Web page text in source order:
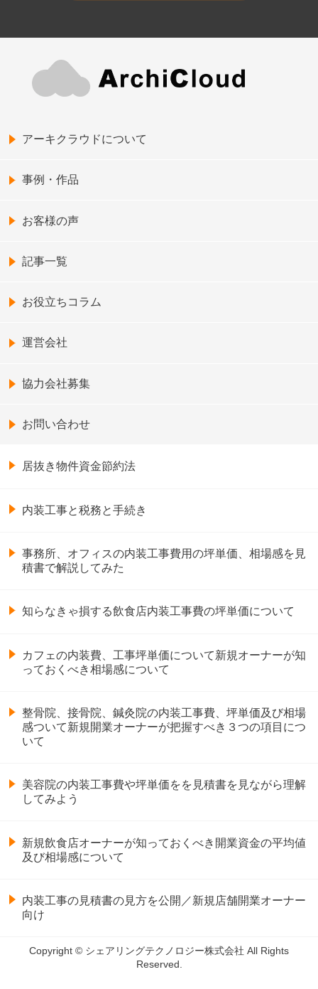
アーキクラウドについて
事例・作品
お客様の声
記事一覧
お役立ちコラム
運営会社
協力会社募集
お問い合わせ
居抜き物件資金節約法
内装工事と税務と手続き
事務所、オフィスの内装工事費用の坪単価、相場感を見
積書で解説してみた
知らなきゃ損する飲食店内装工事費の坪単価について
カフェの内装費、工事坪単価について新規オーナーが知
っておくべき相場感について
整骨院、接骨院、鍼灸院の内装工事費、坪単価及び相場
感ついて新規開業オーナーが把握すべき３つの項目につ
いて
美容院の内装工事費や坪単価をを見積書を見ながら理解
してみよう
新規飲食店オーナーが知っておくべき開業資金の平均値
及び相場感について
内装工事の見積書の見方を公開／新規店舗開業オーナー
向け
Copyright © シェアリングテクノロジー株式会社 All Rights
Reserved.